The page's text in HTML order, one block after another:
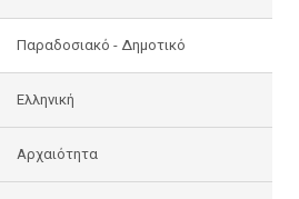
Παραδοσιακό - Δημοτικό
Ελληνική
Αρχαιότητα